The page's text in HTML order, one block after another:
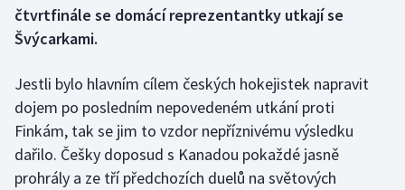
Futsal
Golf
Gymnastika
Házená
čtvrtfinále se domácí reprezentantky utkají se
Švýcarkami.
Jestli bylo hlavním cílem českých hokejistek napravit
dojem po posledním nepovedeném utkání proti
Finkám, tak se jim to vzdor nepříznivému výsledku
dařilo. Češky doposud s Kanadou pokaždé jasně
prohrály a ze tří předchozích duelů na světových